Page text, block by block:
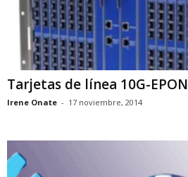
Tarjetas de línea 10G-EPON
Irene Onate - 17 noviembre, 2014